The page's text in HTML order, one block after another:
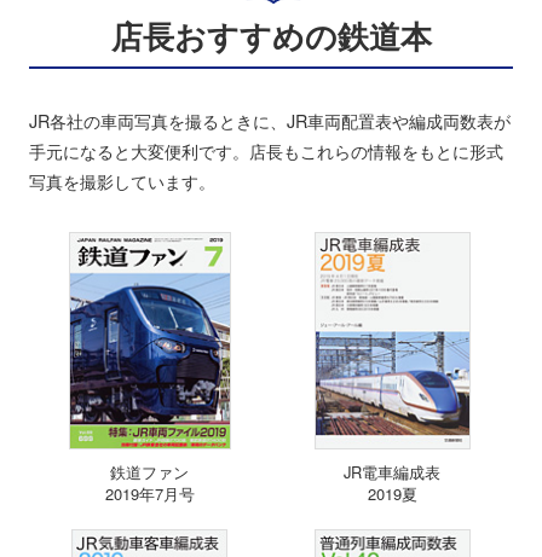
店長おすすめの鉄道本
JR各社の車両写真を撮るときに、JR車両配置表や編成両数表が
手元になると大変便利です。店長もこれらの情報をもとに形式
写真を撮影しています。
鉄道ファン
2019年7月号
JR電車編成表
2019夏